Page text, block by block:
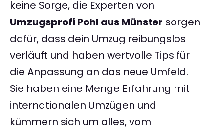
keine Sorge, die Experten von
Umzugsprofi Pohl aus Münster sorgen
dafür, dass dein Umzug reibungslos
verläuft und haben wertvolle Tips für
die Anpassung an das neue Umfeld.
Sie haben eine Menge Erfahrung mit
internationalen Umzügen und
kümmern sich um alles, vom